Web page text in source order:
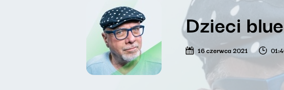
Dzieci
16 czerwca 2021